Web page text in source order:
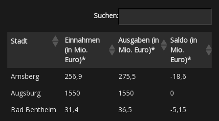
Suchen:
Stadt
Einnahmen
(in Mio.
Euro)*
Ausgaben (in
Mio. Euro)*
Saldo (in
Mio.
Euro)*
Arnsberg
256,9 275,5
-18,6
Augsburg
1550 1550
0
Bad Bentheim
31,4 36,5
-5,15